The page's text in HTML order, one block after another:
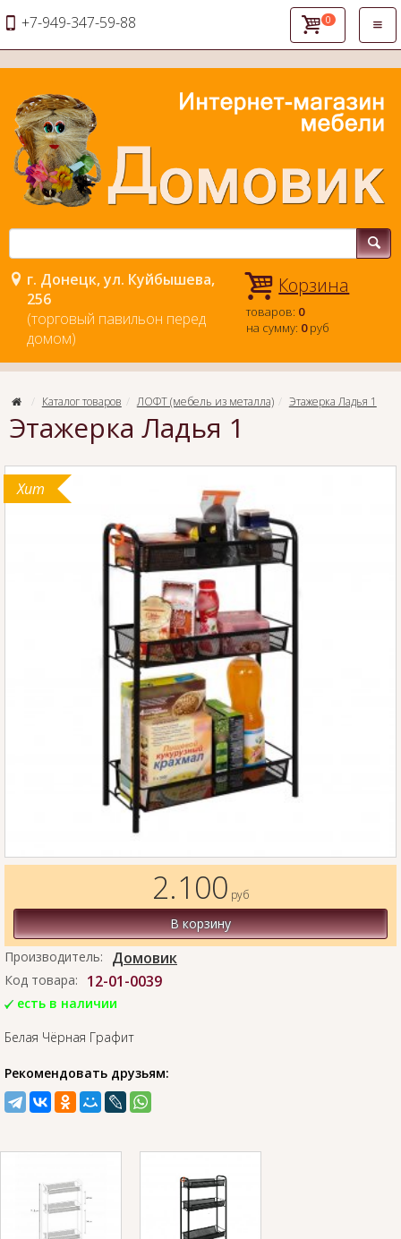
+7-949-347-59-88 0
г. Донецк, ул. Куйбышева,
256
(торговый павильон перед
домом)
Корзина
товаров: 0
на сумму: 0руб
Каталог товаров ЛОФТ (мебель из металла) Этажерка Ладья 1
Этажерка Ладья 1
Хит
2.100 руб
В корзину
Производитель:
Домовик
Код товара: 12-01-0039
есть в наличии
Белая Чёрная Графит
Рекомендовать друзьям: